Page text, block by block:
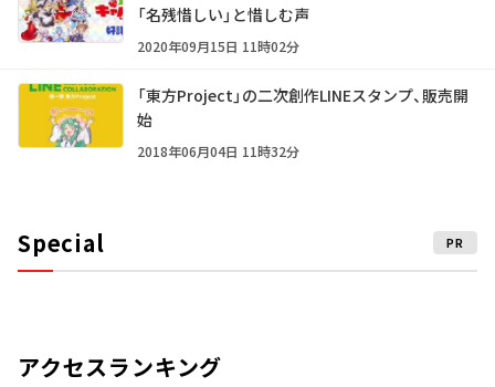
「名残惜しい」と惜しむ声
2020年09月15日 11時02分
「東方Project」の二次創作LINEスタンプ、販売開
始
2018年06月04日 11時32分
Special PR
アクセスランキング